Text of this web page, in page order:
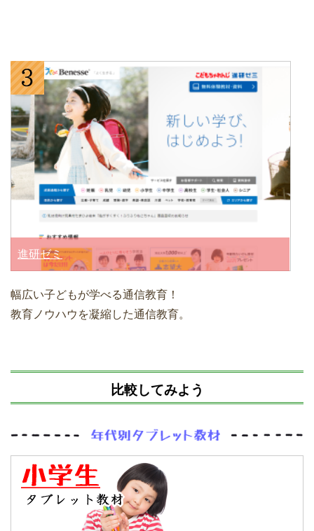
進研ゼミ
幅広い子どもが学べる通信教育！
教育ノウハウを凝縮した通信教育。
比較してみよう